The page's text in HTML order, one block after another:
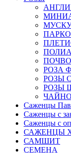
РОЗА
РОЗЫ
РОЗЫ
Саженцы
Саженцы с
Саженцы с
САЖЕНЦЫ
САМШИТ
СЕМЕНА